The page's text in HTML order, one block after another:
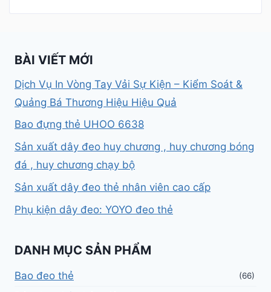
BÀI VIẾT MỚI
Dịch Vụ In Vòng Tay Vải Sự Kiện – Kiểm Soát &
Quảng Bá Thương Hiệu Hiệu Quả
Bao đựng thẻ UHOO 6638
Sản xuất dây đeo huy chương , huy chương bóng
đá , huy chương chạy bộ
Sản xuất dây đeo thẻ nhân viên cao cấp
Phụ kiện dây đeo: YOYO đeo thẻ
DANH MỤC SẢN PHẨM
Bao đeo thẻ (66)